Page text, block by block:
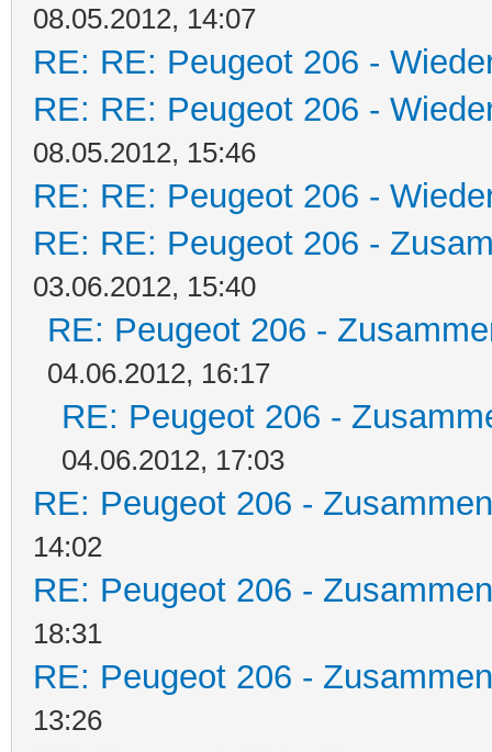
08.05.2012, 14:07
RE: RE: Peugeot 206 -
RE: RE: Peugeot 206 -
08.05.2012, 15:46
RE: RE: Peugeot 206 -
RE: RE: Peugeot 206 -
03.06.2012, 15:40
RE: Peugeot 206 -
04.06.2012, 16:17
RE: Peugeot 206 -
04.06.2012, 17:03
RE: Peugeot 206 -
14:02
RE: Peugeot 206 -
18:31
RE: Peugeot 206 -
13:26